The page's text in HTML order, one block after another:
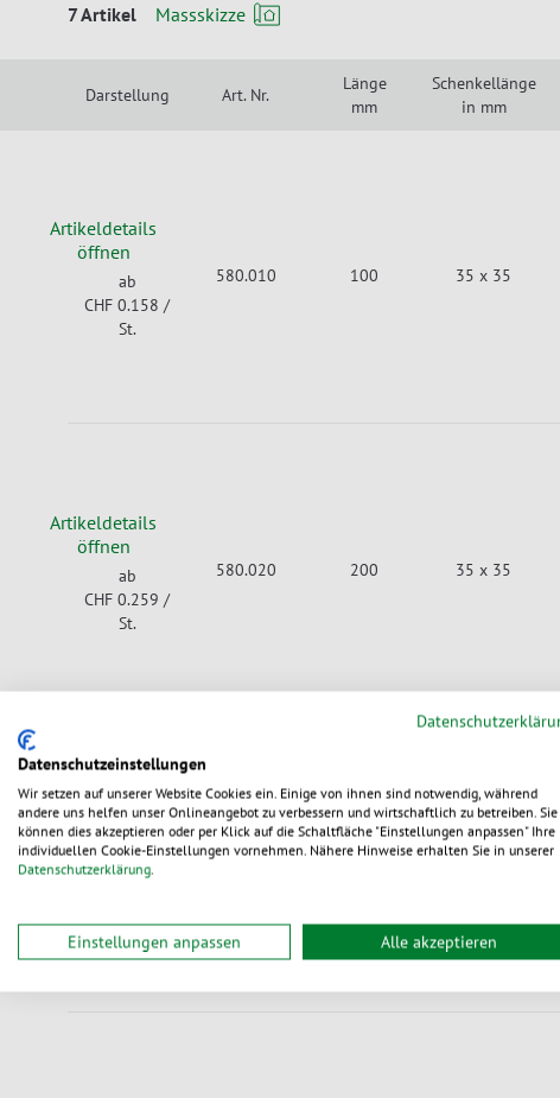
7 Artikel Massskizze
Darstellung Art. Nr.
Länge
mm
Schenkellänge
in mm
Artikeldetails
öffnen
ab
CHF 0.158 /
St.
580.010 100 35 x 35
Artikeldetails
öffnen
ab
CHF 0.259 /
St.
580.020 200 35 x 35
Artikeldetails
öffnen
ab
Datenschutzeinstellungen
Wir setzen auf unserer Website Cookies ein. Einige von ihnen sind notwendig, während
andere uns helfen unser Onlineangebot zu verbessern und wirtschaftlich zu betreiben. Sie
können dies akzeptieren oder per Klick auf die Schaltfläche "Einstellungen anpassen" Ihre
individuellen Cookie-Einstellungen vornehmen. Nähere Hinweise erhalten Sie in unserer
Datenschutzerklärung.
Einstellungen anpassen Alle akzeptieren